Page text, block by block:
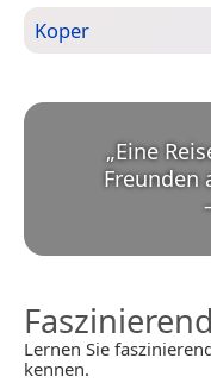
Koper
„Eine
Freunden
Lernen Sie
kennen.